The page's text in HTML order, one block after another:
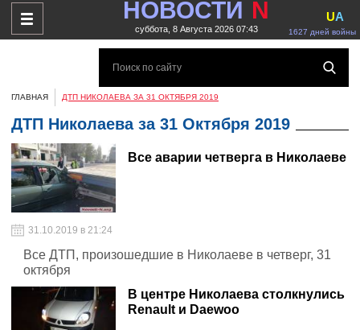
НОВОСТИ N
суббота, 8 Августа 2026 07:43 1627 дней войны
UA
ГЛАВНАЯ ДТП НИКОЛАЕВА ЗА 31 ОКТЯБРЯ 2019
ДТП Николаева за 31 Октября 2019
Все аварии четверга в Николаеве
31.10.2019 в 21:24
Все ДТП, произошедшие в Николаеве в четверг, 31
октября
В центре Николаева столкнулись
Renault и Daewoo